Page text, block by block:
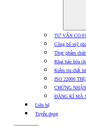
TƯ VẤN CO
Công bố mỹ
Thực phẩm
Khai báo hóa
Kiểm tra chất
ISO 22000
CHỨNG
ĐĂNG KÍ MÃ
Liên hệ
Tuyển dụng